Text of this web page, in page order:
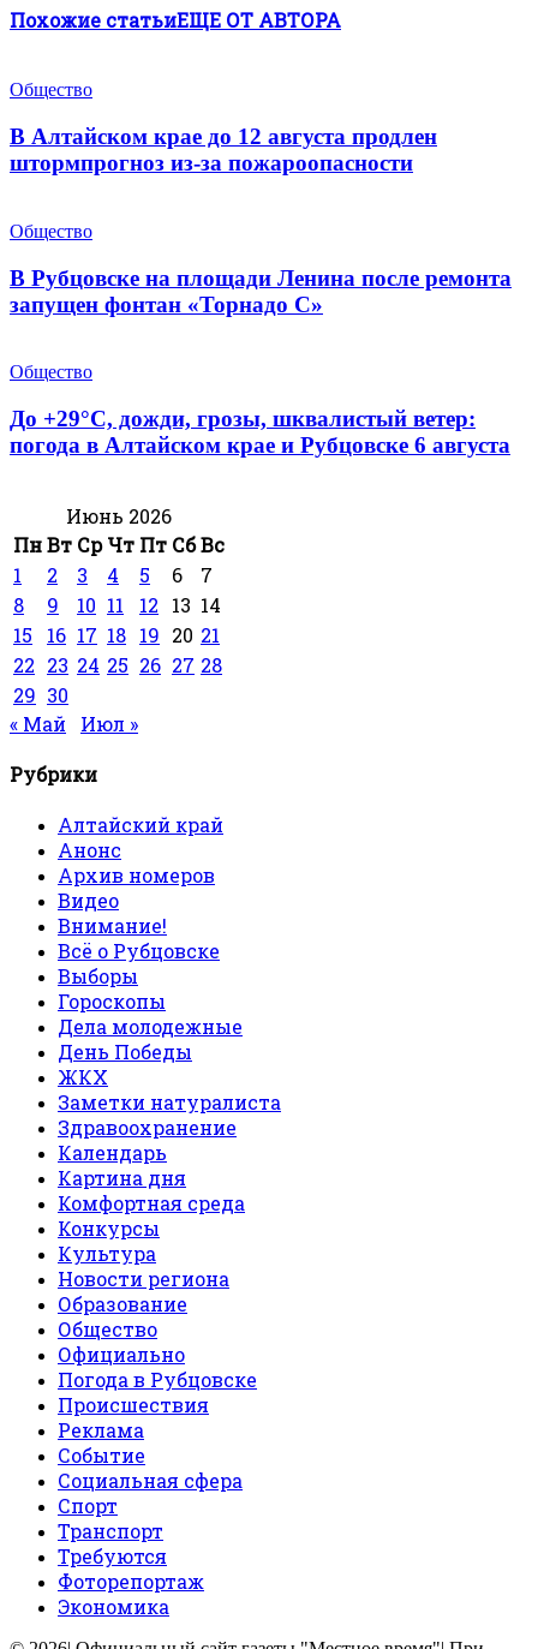
Похожие статьиЕЩЕ ОТ АВТОРА
Общество
В Алтайском крае до 12 августа продлен
штормпрогноз из-за пожароопасности
Общество
В Рубцовске на площади Ленина после ремонта
запущен фонтан «Торнадо С»
Общество
До +29°С, дожди, грозы, шквалистый ветер:
погода в Алтайском крае и Рубцовске 6 августа
Июнь 2026
ПнВт Ср Чт Пт СбВс
1
2 3 4 5 6
7
8
9 10 11 12 13 14
15
16 17 18 19 20 21
22 23 24 25 26 27 28
29 30
« Май
Июл »
Рубрики
Алтайский край
Анонс
Архив номеров
Видео
Внимание!
Всё о Рубцовске
Выборы
Гороскопы
Дела молодежные
День Победы
ЖКХ
Заметки натуралиста
Здравоохранение
Календарь
Картина дня
Комфортная среда
Конкурсы
Культура
Новости региона
Образование
Общество
Официально
Погода в Рубцовске
Происшествия
Реклама
Событие
Социальная сфера
Спорт
Транспорт
Требуются
Фоторепортаж
Экономика